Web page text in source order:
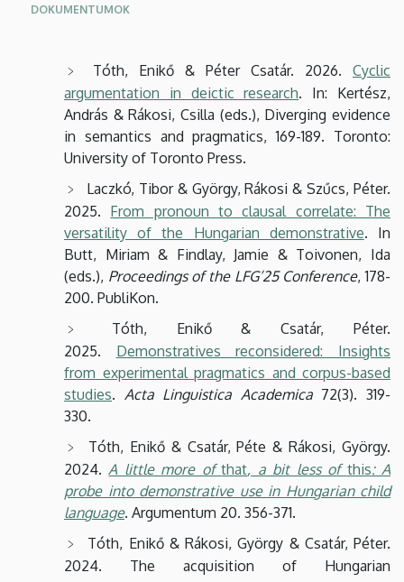
DOKUMENTUMOK
Tóth, Enikő & Péter Csatár. 2026. Cyclic
argumentation in deictic research. In: Kertész,
András & Rákosi, Csilla (eds.), Diverging evidence
in semantics and pragmatics, 169-189. Toronto:
University of Toronto Press.
Laczkó, Tibor & György, Rákosi & Szűcs, Péter.
2025. From pronoun to clausal correlate: The
versatility of the Hungarian demonstrative. In
Butt, Miriam & Findlay, Jamie & Toivonen, Ida
(eds.), Proceedings of the LFG’25 Conference, 178-
200. PubliKon.
Tóth, Enikő & Csatár, Péter.
2025. Demonstratives reconsidered: Insights
from experimental pragmatics and corpus-based
studies. Acta Linguistica Academica72(3). 319-
330.
Tóth, Enikő & Csatár, Péte & Rákosi, György.
2024. A little more ofthat, a bit less of this: A
probe into demonstrative use in Hungarian child
language. Argumentum 20. 356-371.
Tóth, Enikő & Rákosi, György & Csatár, Péter.
2024. The acquisition of Hungarian